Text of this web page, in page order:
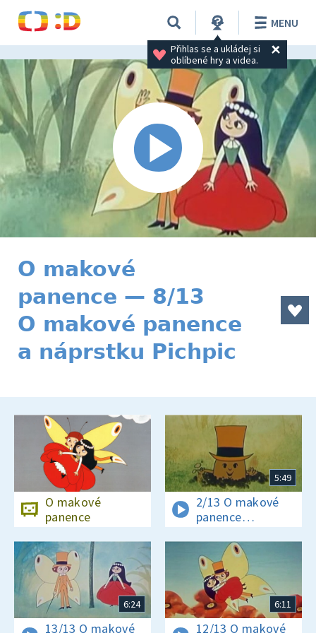
Přihlas se a ukládej si
oblíbené hry a videa.
MENU
O makové
panence — 8/13
O makové panence
a náprstku Pichpic
O makové
panence
5:49
2/13 O makové
panence
a loupežníku
Buráskovi
6:24
13/13 O makové
6:11
12/13 O makové